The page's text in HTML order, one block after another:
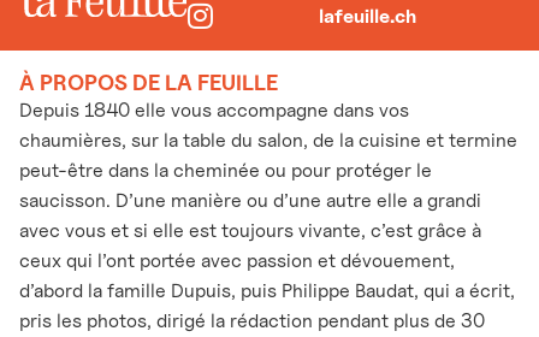
lafeuille.ch
À PROPOS DE LA FEUILLE
Depuis 1840 elle vous accompagne dans vos
chaumières, sur la table du salon, de la cuisine et termine
peut-être dans la cheminée ou pour protéger le
saucisson. D’une manière ou d’une autre elle a grandi
avec vous et si elle est toujours vivante, c’est grâce à
ceux qui l’ont portée avec passion et dévouement,
d’abord la famille Dupuis, puis Philippe Baudat, qui a écrit,
pris les photos, dirigé la rédaction pendant plus de 30